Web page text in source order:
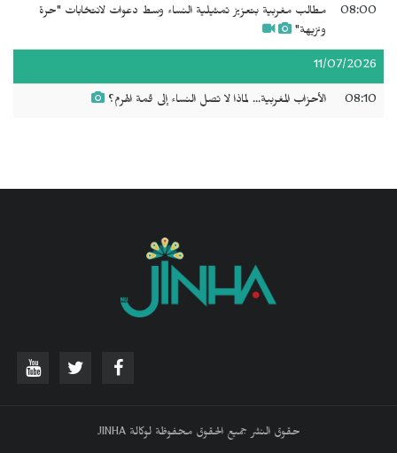
08:00
مطالب مغربية بتعزيز تمثيلية النساء وسط دعوات لانتخابات "حرة
ونزيهة"
11/07/2026
08:10 الأحزاب المغربية... لماذا لا تصل النساء إلى قمة الهرم؟
حقوق النشر جميع الحقوق محفوظة لوكالة JINHA